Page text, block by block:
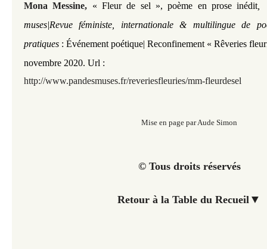
Mona Messine, «Fleur de sel »,poème en prose inédit
muses|Revue féministe, internationale & multilingue de
pratiques : Événement poétique| Reconfinement « Rêveries
novembre 2020. Url :
http://www.pandesmuses.fr/reveriesfleuries/mm-fleurdesel
Mise en page par Aude Simon
© Tous droits réservés
Retour à la Table du Recueil ▼